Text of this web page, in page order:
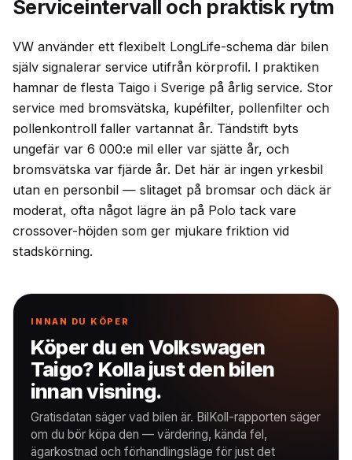
Serviceintervall och praktisk rytm
VW använder ett flexibelt LongLife-schema där bilen
själv signalerar service utifrån körprofil. I praktiken
hamnar de flesta Taigo i Sverige på årlig service. Stor
service med bromsvätska, kupéfilter, pollenfilter och
pollenkontroll faller vartannat år. Tändstift byts
ungefär var 6 000:e mil eller var sjätte år, och
bromsvätska var fjärde år. Det här är ingen yrkesbil
utan en personbil — slitaget på bromsar och däck är
moderat, ofta något lägre än på Polo tack vare
crossover-höjden som ger mjukare friktion vid
stadskörning.
INNAN DU KÖPER
Köper du en Volkswagen
Taigo? Kolla just den bilen
innan visning.
Gratisdatan säger vad bilen är. BilKoll-rapporten säger
om du bör köpa den — värdering, kända fel,
ägarkostnad och förhandlingsläge för just det